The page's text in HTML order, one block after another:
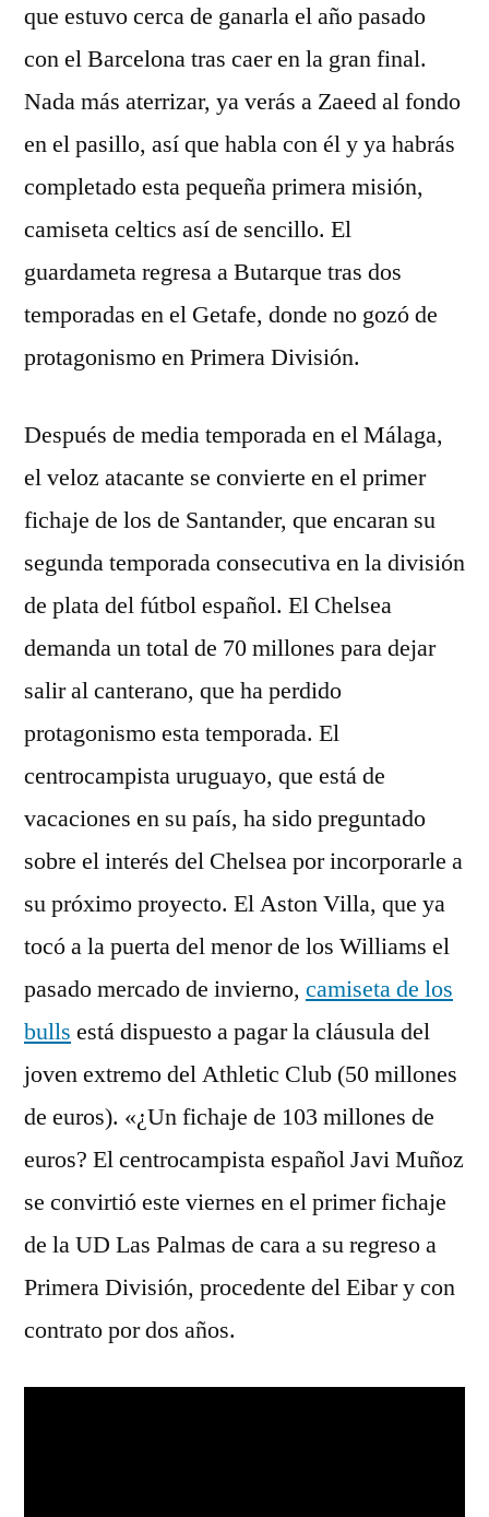
que estuvo cerca de ganarla el año pasado
con el Barcelona tras caer en la gran final.
Nada más aterrizar, ya verás a Zaeed al fondo
en el pasillo, así que habla con él y ya habrás
completado esta pequeña primera misión,
camiseta celtics así de sencillo. El
guardameta regresa a Butarque tras dos
temporadas en el Getafe, donde no gozó de
protagonismo en Primera División.
Después de media temporada en el Málaga,
el veloz atacante se convierte en el primer
fichaje de los de Santander, que encaran su
segunda temporada consecutiva en la división
de plata del fútbol español. El Chelsea
demanda un total de 70 millones para dejar
salir al canterano, que ha perdido
protagonismo esta temporada. El
centrocampista uruguayo, que está de
vacaciones en su país, ha sido preguntado
sobre el interés del Chelsea por incorporarle a
su próximo proyecto. El Aston Villa, que ya
tocó a la puerta del menor de los Williams el
pasado mercado de invierno, camiseta de los
bulls está dispuesto a pagar la cláusula del
joven extremo del Athletic Club (50 millones
de euros). «¿Un fichaje de 103 millones de
euros? El centrocampista español Javi Muñoz
se convirtió este viernes en el primer fichaje
de la UD Las Palmas de cara a su regreso a
Primera División, procedente del Eibar y con
contrato por dos años.